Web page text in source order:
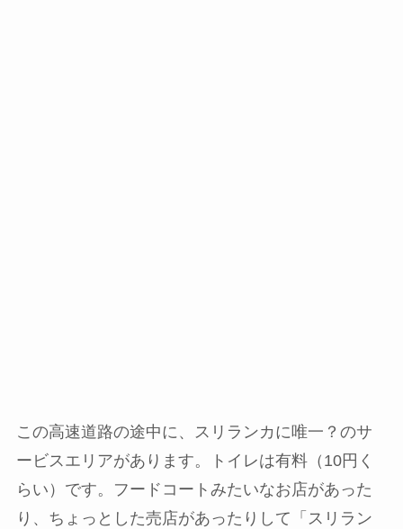
この高速道路の途中に、スリランカに唯一？のサ
ービスエリアがあります。トイレは有料（10円く
らい）です。フードコートみたいなお店があった
り、ちょっとした売店があったりして「スリラン